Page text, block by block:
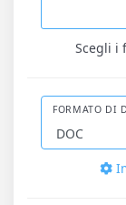
Scegli i
FORMATO DI